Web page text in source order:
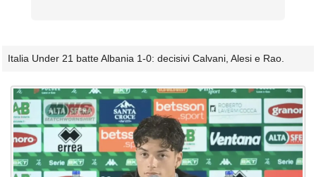
Italia Under 21 batte Albania 1-0: decisivi Calvani, Alesi e Rao.